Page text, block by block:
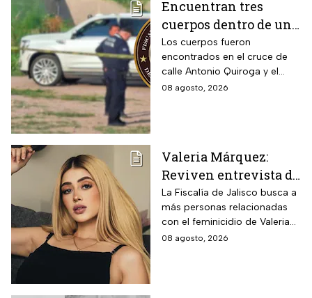
Encuentran tres
cuerpos dentro de una
camioneta de lujo en
Hermosillo;
investigan posible
riña
Los cuerpos fueron
encontrados en el cruce de
calle Antonio Quiroga y el
Boulevard Camino del Serie
08 agosto, 2026
Valeria Márquez:
Reviven entrevista de
Vivian de la torre en
donde se deslindó del
feminicidio de su
amiga
La Fiscalía de Jalisco busca a
más personas relacionadas
con el feminicidio de Valeria
Márquez, mientras vuelve a
08 agosto, 2026